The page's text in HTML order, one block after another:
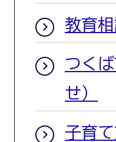
教育
つく
せ）
子育